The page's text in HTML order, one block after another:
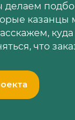
делаем
казанцы
что